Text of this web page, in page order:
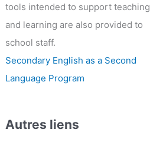
tools intended to support teaching
and learning are also provided to
school staff.
Secondary English as a Second
Language Program
Autres liens